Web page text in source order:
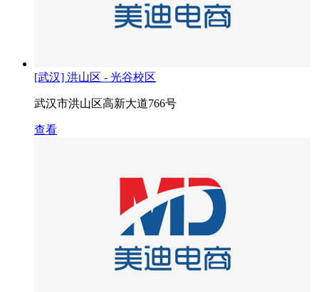
[武汉] 洪山区 - 光谷校区
武汉市洪山区高新大道766号
查看